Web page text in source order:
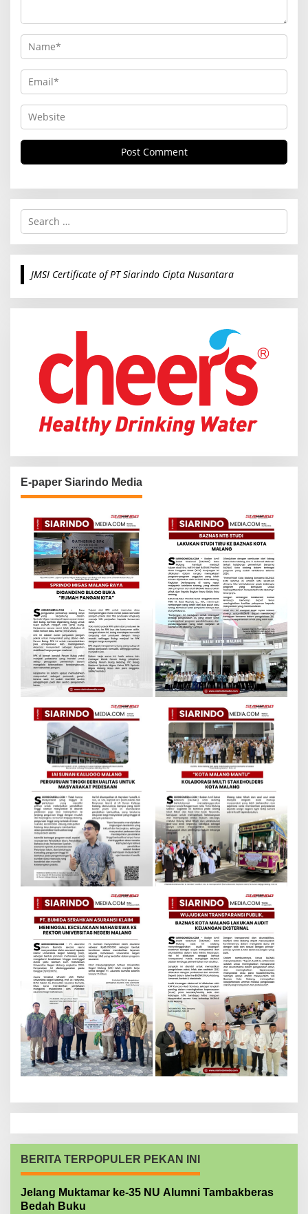
S
r
c
o
JMSI Certificate of PT Siarindo Cipta Nusantara
E-paper Siarindo Media
BERITA TERPOPULER PEKAN INI
Jelang Muktamar ke-35 NU Alumni Tambakberas
Bedah Buku